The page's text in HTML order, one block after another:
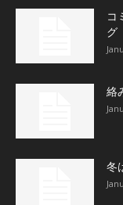
コ
グ
絡
冬